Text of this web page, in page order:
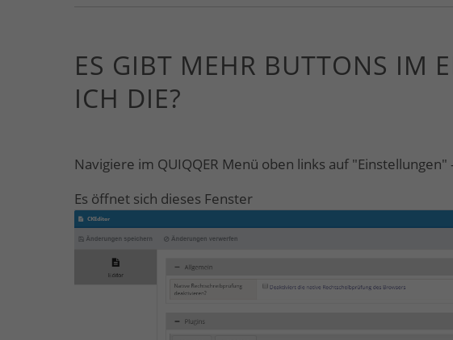
ES GIBT MEHR BUTTONS IM
ICH DIE?
Navigiere im QUIQQER Menü oben links auf "Einstellungen"
Es öffnet sich dieses Fenster